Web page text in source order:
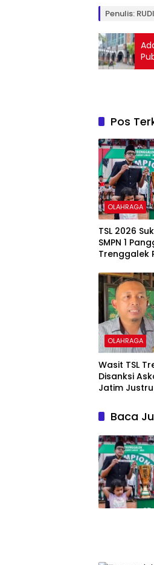
Penulis:
Pos
OLAHRAGA
TSL 2026
SMPN 1
Trenggalek
OLAHRAGA
Wasit TSL
Disanksi
Jatim
Baca